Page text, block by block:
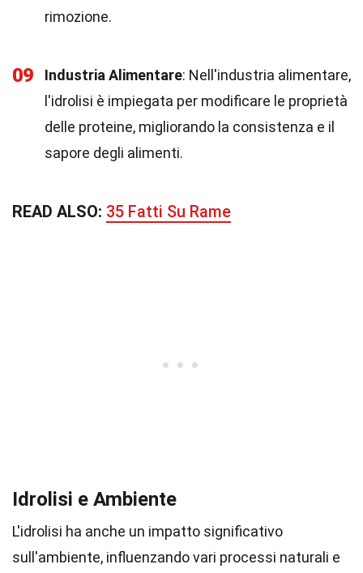
rimozione.
09 Industria Alimentare: Nell'industria alimentare,
l'idrolisi è impiegata per modificare le proprietà
delle proteine, migliorando la consistenza e il
sapore degli alimenti.
READ ALSO: 35 Fatti Su Rame
Idrolisi e Ambiente
L'idrolisi ha anche un impatto significativo
sull'ambiente, influenzando vari processi naturali e